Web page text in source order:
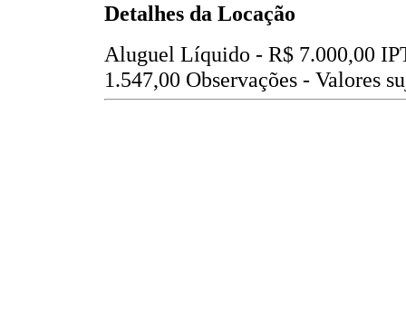
Detalhes da Locação
Aluguel Líquido - R$ 7.000,00
1.547,00 Observações - Valores